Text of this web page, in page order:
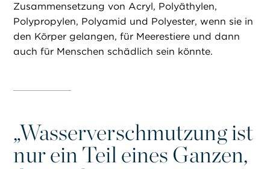
Zusammensetzung von Acryl, Polyäthylen,
Polypropylen, Polyamid und Polyester, wenn sie in
den Körper gelangen, für Meerestiere und dann
auch für Menschen schädlich sein könnte.
„Wasserverschmutzung ist
nur ein Teil eines Ganzen,